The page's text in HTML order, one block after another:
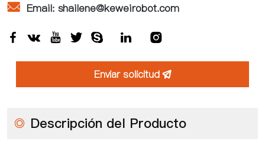
 Email: shailene@keweirobot.com
      
Enviar solicitud 
◎ Descripción del Producto